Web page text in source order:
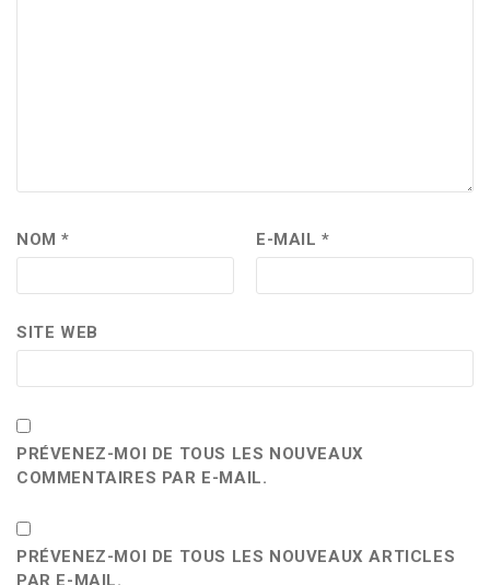
NOM* E-MAIL*
SITE WEB
PRÉVENEZ-MOI DE TOUS LES NOUVEAUX
COMMENTAIRES PAR E-MAIL.
PRÉVENEZ-MOI DE TOUS LES NOUVEAUX ARTICLES
PAR E-MAIL.